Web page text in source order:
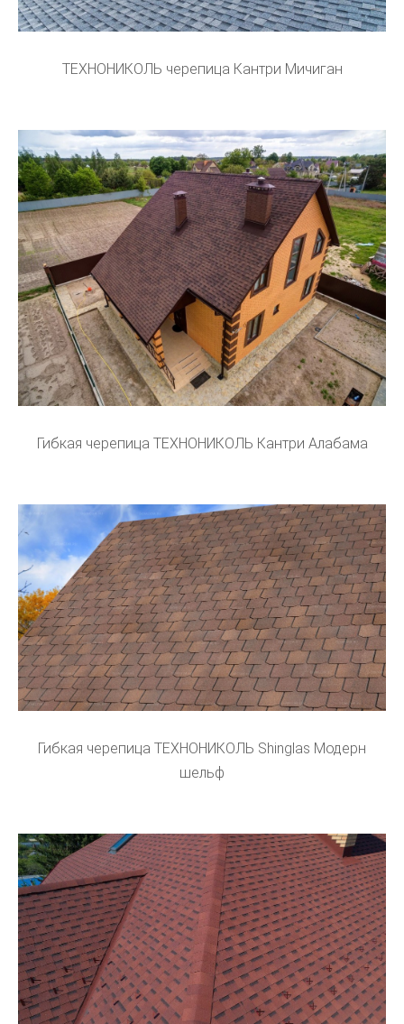
ТЕХНОНИКОЛЬ черепица Кантри Мичиган
Гибкая черепица ТЕХНОНИКОЛЬ Кантри Алабама
Гибкая черепица ТЕХНОНИКОЛЬ Shinglas Модерн
шельф